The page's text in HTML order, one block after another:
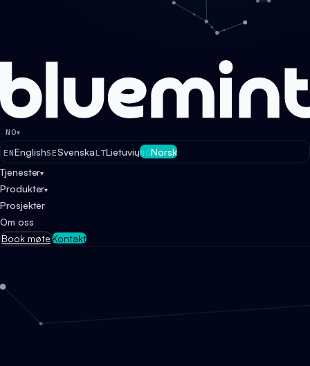
NO▾
ENEnglishSESvenskaLTLietuviųNONorsk
Tjenester▾
Produkter▾
Prosjekter
Om oss
Book møteKontakt